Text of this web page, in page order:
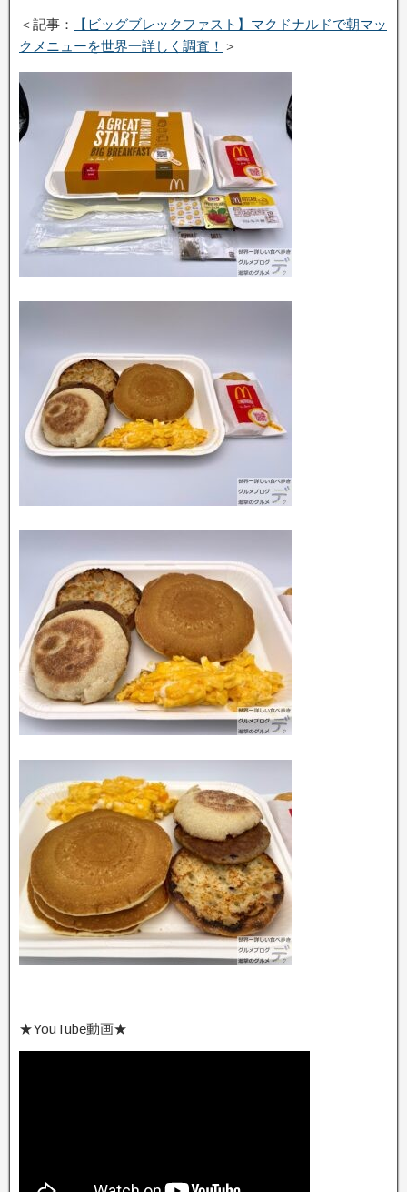
＜記事：
【ビッグブレックファスト】マクドナルドで朝マッ
クメニューを世界一詳しく調査！ ＞
★YouTube動画★